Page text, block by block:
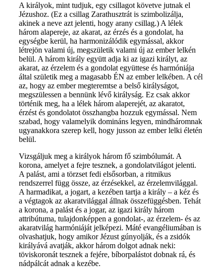
A királyok, mint tudjuk, egy csillagot követve jutnak el
Jézushoz. (Ez a csillag Zarathusztrát is szimbolizálja,
akinek a neve azt jelenti, hogy arany csillag.) A lélek
három alapereje, az akarat, az érzés és a gondolat, ha
egységbe kerül, ha harmonizálódik egymással, akkor
létrejön valami új, megszületik valami új az ember lelkén
belül. A három király együtt adja ki az igazi királyt, az
akarat, az érzelem és a gondolat együttese és harmóniája
által születik meg a magasabb ÉN az ember lelkében. A cél
az, hogy az ember megteremtse a belső királyságot,
megszülessen a bennünk lévő királyság. Ez csak akkor
történik meg, ha a lélek három alaperejét, az akaratot,
érzést és gondolatot összhangba hozzuk egymással. Nem
szabad, hogy valamelyik domináns legyen, mindháromnak
ugyanakkora szerep kell, hogy jusson az ember lelki életén
belül.
Vizsgáljuk meg a királyok három fő szimbólumát. A
korona, amelyet a fejre tesznek, a gondolatvilágot jelenti.
A palást, ami a törzset fedi elsősorban, a ritmikus
rendszerrel függ össze, az érzésekkel, az érzelemvilággal.
A harmadikat, a jogart, a kezében tartja a király – a kéz és
a végtagok az akaratvilággal állnak összefüggésben. Tehát
a korona, a palást és a jogar, az igazi király három
attribútuma, tulajdonképpen a gondolat-, az érzelem- és az
akaratvilág harmóniáját jelképezi. Máté evangéliumában is
olvashatjuk, hogy amikor Jézust gúnyolják, és a zsidók
királyává avatják, akkor három dolgot adnak neki:
töviskoronát tesznek a fejére, bíborpalástot dobnak rá, és
nádpálcát adnak a kezébe.